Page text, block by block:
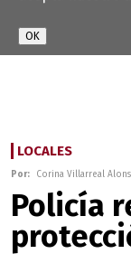
LOCALES
Por: Corina Villarreal
Policía